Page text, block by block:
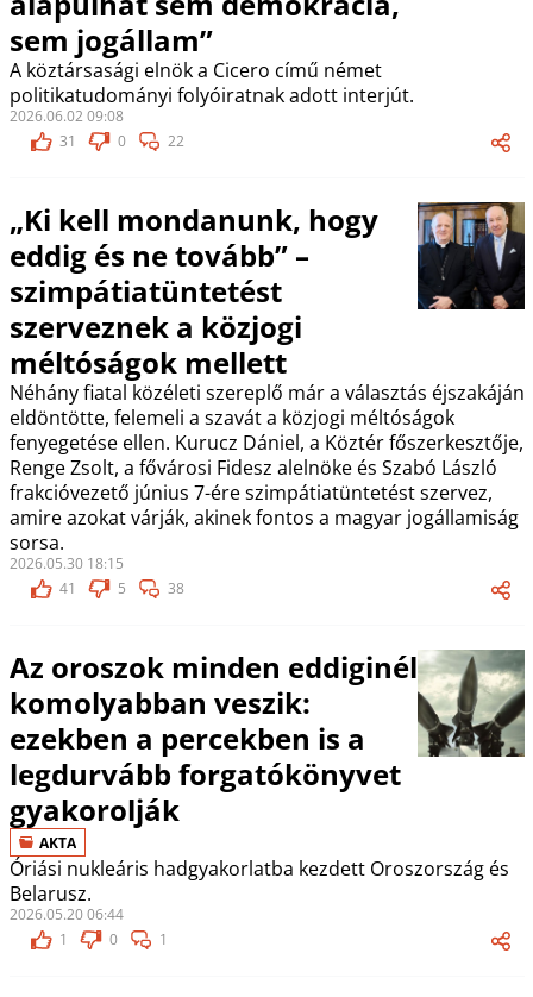
sem jogállam”
A köztársasági elnök a Cicero című német
politikatudományi folyóiratnak adott interjút.
2026.06.02 09:08
31
0 22
„Ki kell mondanunk, hogy
eddig és ne tovább” –
szimpátiatüntetést
szerveznek a közjogi
méltóságok mellett
Néhány fiatal közéleti szereplő már a választás éjszakáján
eldöntötte, felemeli a szavát a közjogi méltóságok
fenyegetése ellen. Kurucz Dániel, a Köztér főszerkesztője,
Renge Zsolt, a fővárosi Fidesz alelnöke és Szabó László
frakcióvezető június 7-ére szimpátiatüntetést szervez,
amire azokat várják, akinek fontos a magyar jogállamiság
sorsa.
2026.05.30 18:15
41
5 38
Az oroszok minden eddiginél
komolyabban veszik:
ezekben a percekben is a
legdurvább forgatókönyvet
gyakorolják
AKTA
Óriási nukleáris hadgyakorlatba kezdett Oroszország és
Belarusz.
2026.05.20 06:44
1
0 1